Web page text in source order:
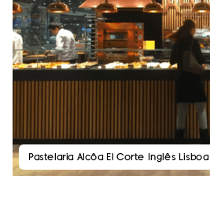
Pastelaria Alcôa El Corte Inglês Lisboa